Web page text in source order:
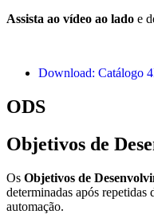
Assista ao vídeo ao lado e
Download: Catálogo
ODS
Objetivos de
Os Objetivos de
determinadas após
automação.